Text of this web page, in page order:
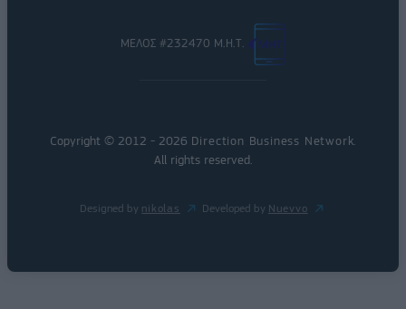
ΜΕΛΟΣ #232470 Μ.Η.Τ.
Copyright © 2012 - 2026 Direction Business Network
All rights reserved.
Designed by nikolas Developed by Nuevvo